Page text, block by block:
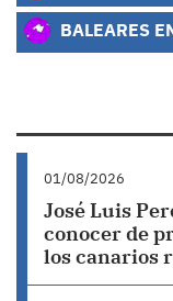
BALEARES
01/08/2026
José Luis
conocer de
los canarios